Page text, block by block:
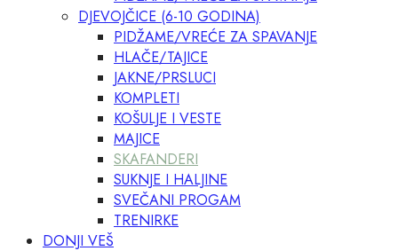
DJEVOJČICE (6-10 GODINA)
PIDŽAME/VREĆE ZA SPAVANJE
HLAČE/TAJICE
JAKNE/PRSLUCI
KOMPLETI
KOŠULJE I VESTE
MAJICE
SKAFANDERI
SUKNJE I HALJINE
SVEČANI PROGAM
TRENIRKE
DONJI VEŠ